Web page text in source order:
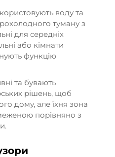
воду та
туману з
для середніх
або кімнати
функцію
та бувають
рішень, щоб
дому, але їхня зона
порівняно з